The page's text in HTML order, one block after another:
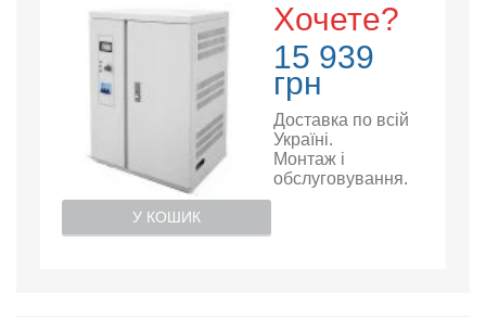
Хочете?
15 939
грн
Доставка по всій
Україні.
Монтаж і
обслуговування.
У КОШИК